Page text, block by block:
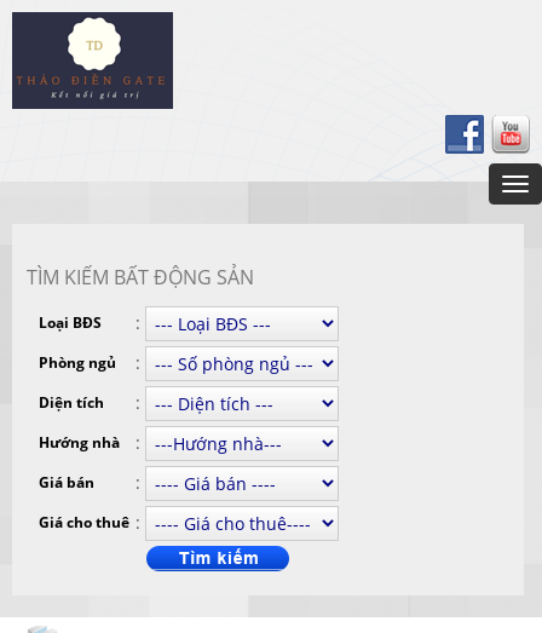
TÌM KIẾM BẤT ĐỘNG SẢN
Loại BĐS :
Phòng ngủ :
Diện tích :
Hướng nhà :
Giá bán :
Giá cho thuê :